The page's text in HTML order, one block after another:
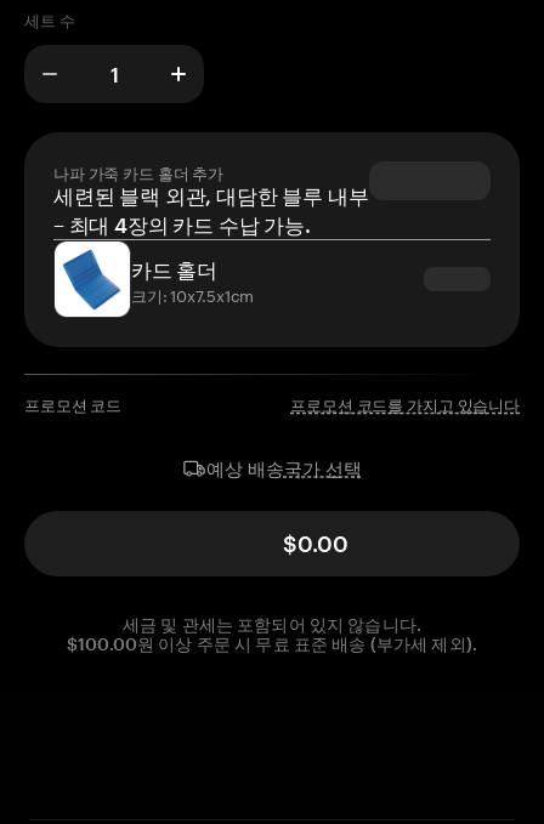
세트 수
나파 가죽 카드 홀더 추가
세련된 블랙 외관, 대담한 블루 내부
– 최대 4장의 카드 수납 가능.
카드 홀더
크기: 10x7.5x1cm
프로모션 코드 프로모션 코드를 가지고 있습니다
예상 배송국가 선택
$0.00
세금 및 관세는 포함되어 있지 않습니다.
$100.00원 이상 주문 시 무료 표준 배송 (부가세 제외).